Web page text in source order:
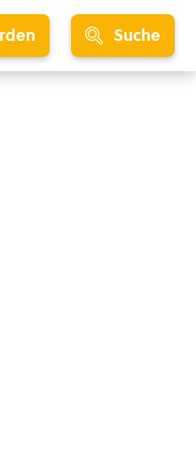
Suche